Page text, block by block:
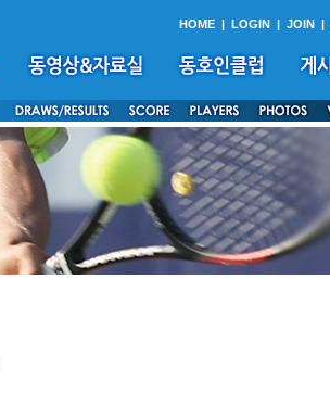
HOME | LOGIN | JOIN |